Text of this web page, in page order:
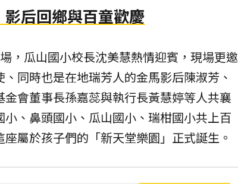
后回鄉與百童歡慶
，瓜山國小校長沈美慧熱情迎賓，現場更邀
同時也是在地瑞芳人的金馬影后陳淑芳、
會董事長孫嘉蕊與執行長黃慧婷等人共襄
、鼻頭國小、瓜山國小、瑞柑國小共上百
屬於孩子們的「新天堂樂園」正式誕生。